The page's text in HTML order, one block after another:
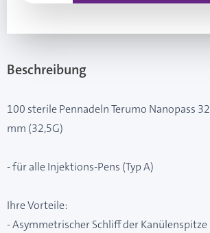
Beschreibung
100 sterile Pennadeln Terumo Nanopass
mm (32,5G)
- für alle Injektions-Pens (Typ A)
Ihre Vorteile:
- Asymmetrischer Schliff der Kanülenspitze